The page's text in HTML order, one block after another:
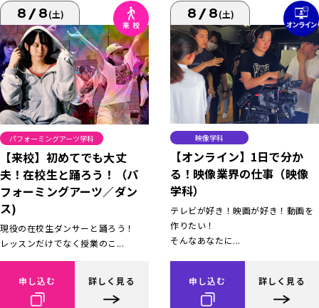
8/8(土)
パフォーミングアーツ学科
【来校】初めてでも大丈
夫！在校生と踊ろう！（パ
フォーミングアーツ／ダン
ス)
現役の在校生ダンサーと踊ろう！
レッスンだけでなく授業のこ...
申し込む 詳しく見る
8/8(土)
映像学科
【オンライン】1日で分か
る！映像業界の仕事（映像
学科）
テレビが好き！映画が好き！動画を
作りたい！
そんなあなたに...
申し込む 詳しく見る